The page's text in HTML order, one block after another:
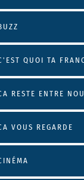
QUOI TA
RESTE ENTRE
VOUS REGARDE